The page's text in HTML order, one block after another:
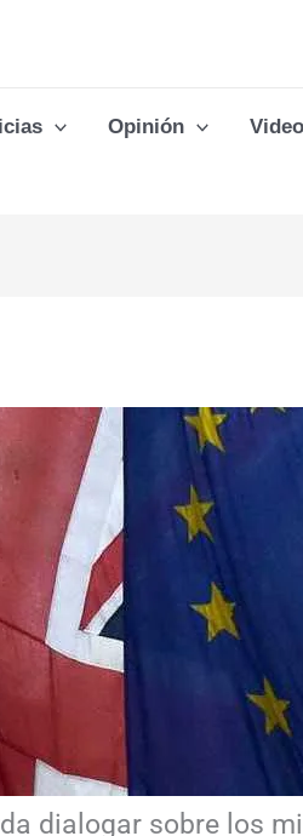
Opinión Video
dialogar sobre los